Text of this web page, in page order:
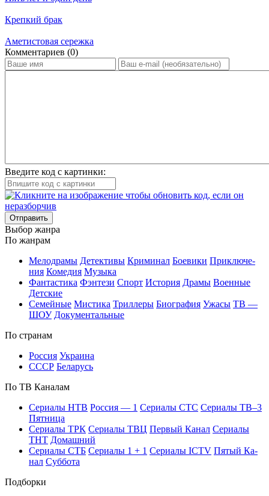
Крепкий брак
Аметистовая сережка
Ком­мен­та­ри­ев (0)
Введите код с картинки:
Отправить
Вы­бор жан­ра
По жан­рам
Ме­ло­дра­мы Де­тек­ти­вы Кри­ми­нал Бое­ви­ки При­клю­че­
ния Ко­ме­дия Му­зы­ка
Фан­та­сти­ка Фэн­те­зи Спорт Ис­то­рия Дра­мы Во­ен­ные
Дет­ские
Се­мей­ные Мис­ти­ка Трил­ле­ры Био­гра­фия Ужа­сы ТВ —
ШОУ До­ку­мен­таль­ные
По стра­нам
Рос­сия Ук­раи­на
СССР Бе­ла­русь
По ТВ Ка­на­лам
Се­риа­лы НТВ Рос­сия — 1 Се­риа­лы СТС Се­риа­лы ТВ–3
Пят­ни­ца
Се­риа­лы ТРК Се­риа­лы ТВЦ Пер­вый Ка­нал Се­риа­лы
ТНТ До­маш­ний
Се­риа­лы СТБ Се­риа­лы 1 + 1 Се­риа­лы ICTV Пя­тый Ка­
нал Суб­бо­та
Подборки